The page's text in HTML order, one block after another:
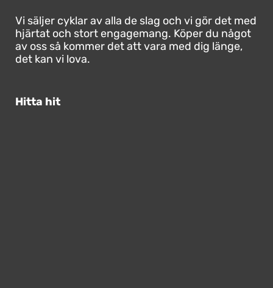
Vi säljer cyklar av alla de slag och vi gör det med
hjärtat och stort engagemang. Köper du något
av oss så kommer det att vara med dig länge,
det kan vi lova.
Hitta hit